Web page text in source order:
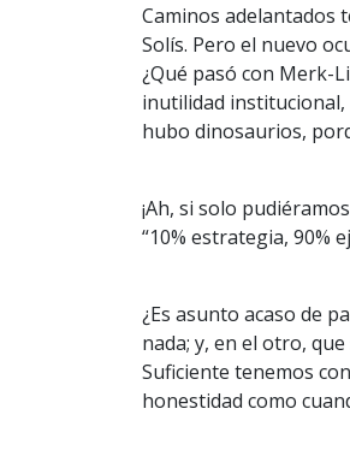
Caminos adelantados
Solís. Pero el nuevo
¿Qué pasó con Merk-
inutilidad institucional,
hubo dinosaurios,
¡Ah, si solo
“10% estrategia, 90%
¿Es asunto acaso de
nada; y, en el otro,
Suficiente tenemos
honestidad como